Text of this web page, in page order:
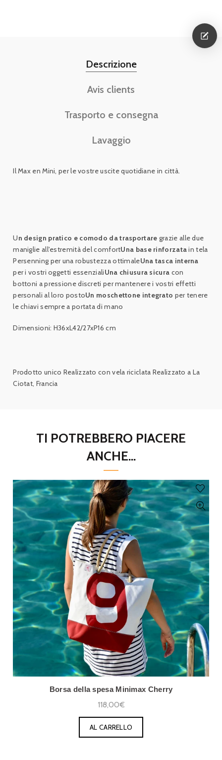
Descrizione
Avis clients
Trasporto e consegna
Lavaggio
Il Max en Mini, per le vostre uscite quotidiane in città.
Un design pratico e comodo da trasportare grazie alle due
maniglie all'estremità del comfortUna base rinforzatain tela
Persenning per una robustezza ottimaleUna tasca interna
per i vostri oggetti essenzialiUna chiusura sicura con
bottoni a pressione discreti per mantenere i vostri effetti
personali al loro postoUn moschettone integrato per tenere
le chiavi sempre a portata di mano
Dimensioni: H36xL42/27xP16 cm
Prodotto unico Realizzato con vela riciclata Realizzato a La
Ciotat, Francia
TI POTREBBERO PIACERE
ANCHE...
Borsa della spesa Minimax Cherry
118,00€
AL CARRELLO